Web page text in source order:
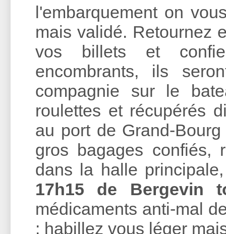
l'embarquement on
mais validé. Retournez
vos billets et
encombrants, ils
compagnie sur le
roulettes et récupérés
au port de Grand-
gros bagages confiés,
dans la halle
17h15 de Bergevin
médicaments anti-mal
: habillez vous léger